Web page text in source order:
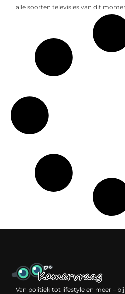
alle soorten televisies van dit
Van politiek tot lifestyle en meer –